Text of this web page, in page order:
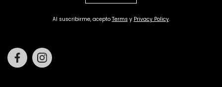
Al suscribirme, acepto Terms y Privacy Policy.
Facebook